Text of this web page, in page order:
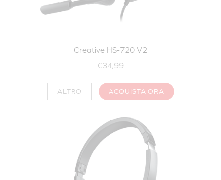
Creative HS-720 V2
€34,99
ALTRO ACQUISTA ORA